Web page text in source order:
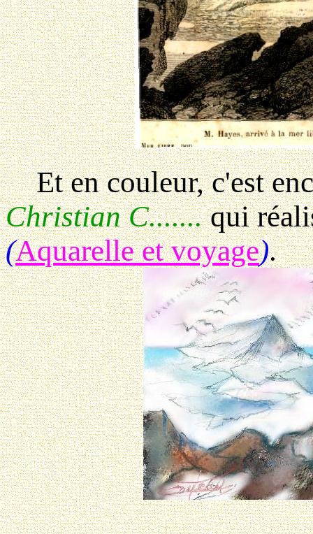
Et en couleur, c'est
Christian C.......qui
(Aquarelle et voyage).